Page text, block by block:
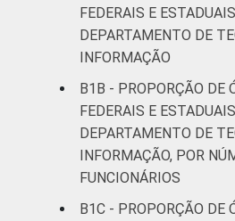
FEDERAIS E
DEPARTAMENTO DE
INFORMAÇÃO
B1B - PROPORÇÃO DE
FEDERAIS E
DEPARTAMENTO DE
INFORMAÇÃO, POR
FUNCIONÁRIOS
B1C - PROPORÇÃO DE